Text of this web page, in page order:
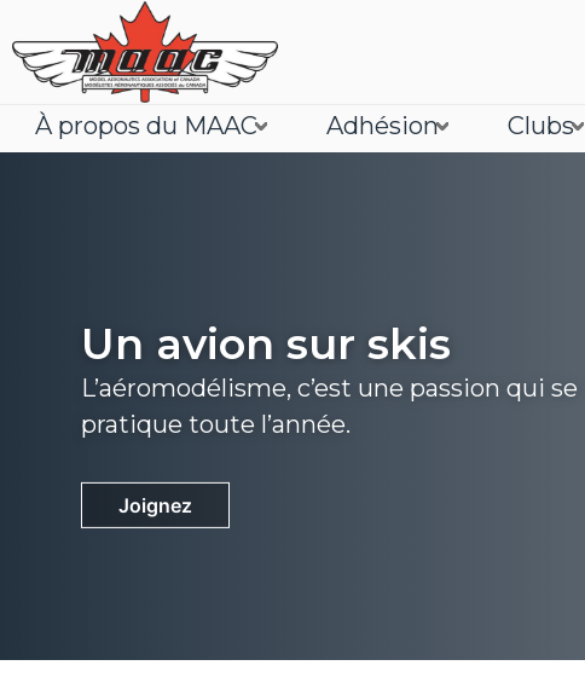
À propos du MAAC Adhésion Clubs
Un avion sur skis
L’aéromodélisme, c’est une passion qui se
pratique toute l’année.
Joignez
En savoir plus